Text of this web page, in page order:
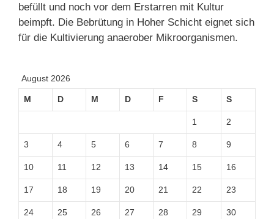
befüllt und noch vor dem Erstarren mit Kultur
beimpft. Die Bebrütung in Hoher Schicht eignet sich
für die Kultivierung anaerober Mikroorganismen.
August 2026
M D M D F S S
1 2
3 4 5 6 7 8 9
10 11 12 13 14 15 16
17 18 19 20 21 22 23
24 25 26 27 28 29 30